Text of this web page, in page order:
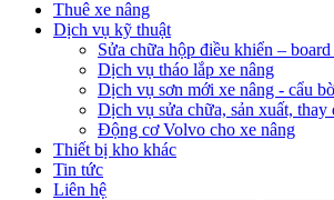
Thuê xe nâng
Dịch vụ kỹ thuật
Sửa chữa hộp điều khiển –
Dịch vụ tháo lắp xe nâng
Dịch vụ sơn mới xe nâng - cẩu bờ
Dịch vụ sửa chữa, sản xuất, thay
Động cơ Volvo cho xe nâng
Thiết bị kho khác
Tin tức
Liên hệ